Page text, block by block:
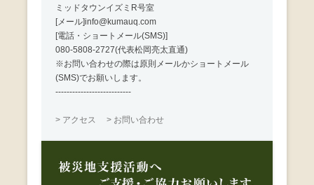
ミッドタウンイズミR号室
[メール]info@kumauq.com
[電話・ショートメール(SMS)]
080-5808-2727(代表松岡亮太直通)
※お問い合わせの際は原則メールかショートメール
(SMS)でお願いします。
---------------------------
> アクセス > お問い合わせ